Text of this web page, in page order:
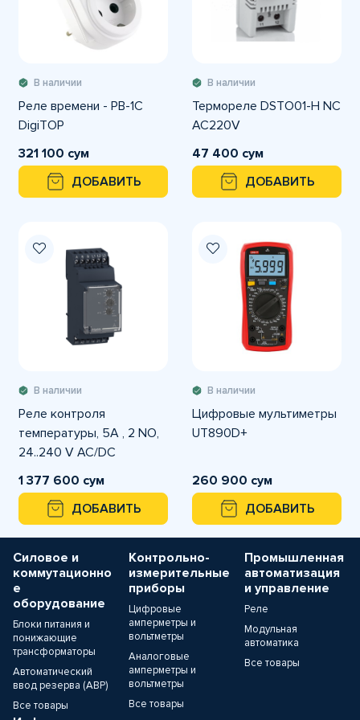
В наличии
Реле времени - РВ-1С
DigiTOP
321 100 сум
ДОБАВИТЬ
В наличии
Термореле DSTO01-H NC
AC220V
47 400 сум
ДОБАВИТЬ
В наличии
Реле контроля
температуры, 5А , 2 NO,
24..240 V AC/DC
1 377 600 сум
ДОБАВИТЬ
В наличии
Цифровые мультиметры
UT890D+
260 900 сум
ДОБАВИТЬ
Силовое и
коммутационно
е
оборудование
Блоки питания и
понижающие
трансформаторы
Автоматический
ввод резерва (АВР)
Все товары
Контрольно-
измерительные
приборы
Цифровые
амперметры и
вольтметры
Аналоговые
амперметры и
вольтметры
Все товары
Промышленная
автоматизация
и управление
Реле
Модульная
автоматика
Все товары